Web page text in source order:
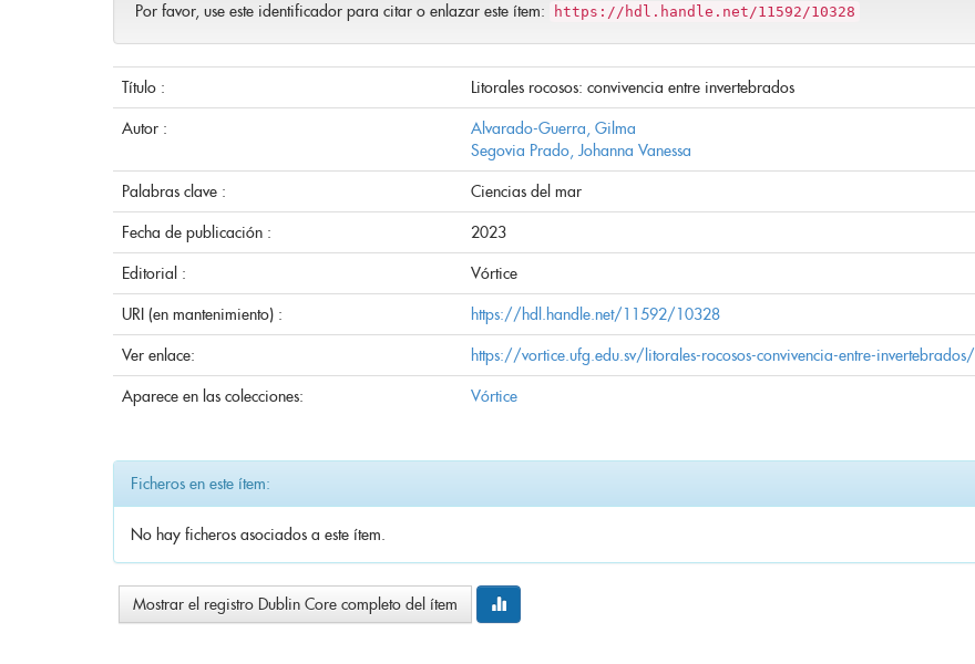
Por favor, use este identificador para citar o enlazar este ítem: https://hdl.handle.net/11592/10328
Título : Litorales rocosos: convivencia entre invertebrados
Autor :
Alvarado-Guerra, Gilma
Segovia Prado, Johanna Vanessa
Palabras clave : Ciencias del mar
Fecha de publicación : 2023
Editorial : Vórtice
URI (en mantenimiento) : https://hdl.handle.net/11592/10328
Ver enlace: https://vortice.ufg.edu.sv/litorales-rocosos-convivencia-entre-invertebrados/
Aparece en las colecciones: Vórtice
Ficheros en este ítem:
No hay ficheros asociados a este ítem.
Mostrar el registro Dublin Core completo del ítem